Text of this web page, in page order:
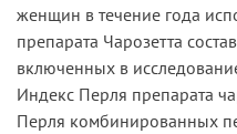
женщин в течение года
препарата Чарозетта
включенных в
Индекс Перля препарата
Перля комбинированных